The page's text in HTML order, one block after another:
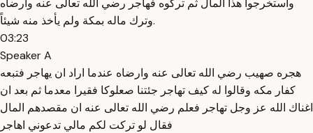
واستخرجوا هذا المال ثم تركوه فهاجر رضي الله تعالى عنه وأرضاه
وترك ماله بمكة ولم يأخذ منه شيئاً.
03:23
Speaker A
هجره صهيب رضي الله تعالى عنه وارضاه عندما اراد ان يهاجر فتبعه
كفار مكه وقالوا له كيف تهاجر جئتنا صعلوكا فقيرا معدما ثم بعد ان
اغناك الله عز وجل تهاجر فعلم رضي الله تعالى عنه ان مقصدهم المال
فقال لو تركت لكم مالي تدعوني اهاجر